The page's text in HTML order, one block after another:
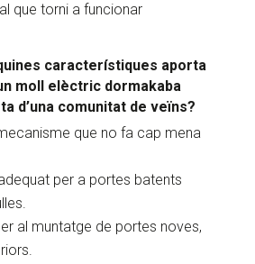
que torni a funcionar
característiques aporta
moll elèctric dormakaba
d’una comunitat de veïns?
que no fa cap mena
per a portes batents
al muntatge de portes noves,